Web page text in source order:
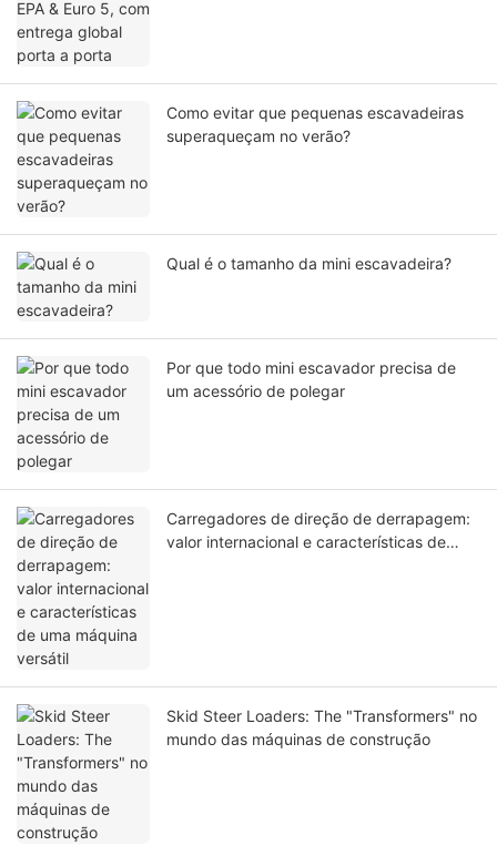
Como evitar que pequenas escavadeiras
superaqueçam no verão?
Qual é o tamanho da mini escavadeira?
Por que todo mini escavador precisa de
um acessório de polegar
Carregadores de direção de derrapagem:
valor internacional e características de
Skid Steer Loaders: The "Transformers" no
mundo das máquinas de construção